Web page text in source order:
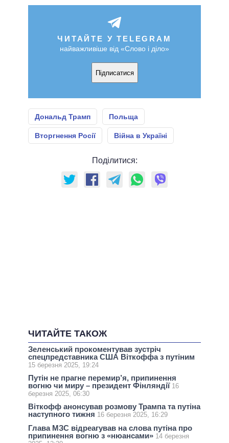
ЧИТАЙТЕ У TELEGRAM
найважливіше від «Слово і діло»
Підписатися
Дональд Трамп Польща
Вторгнення Росії Війна в Україні
Поділитися:
ЧИТАЙТЕ ТАКОЖ
Зеленський прокоментував зустріч
спецпредставника США Віткоффа з путіним
15 березня 2025, 19:24
Путін не прагне перемир’я, припинення
вогню чи миру – президент Фінляндії 16
березня 2025, 06:30
Віткофф анонсував розмову Трампа та путіна
наступного тижня 16 березня 2025, 16:29
Глава МЗС відреагував на слова путіна про
припинення вогню з «нюансами» 14 березня